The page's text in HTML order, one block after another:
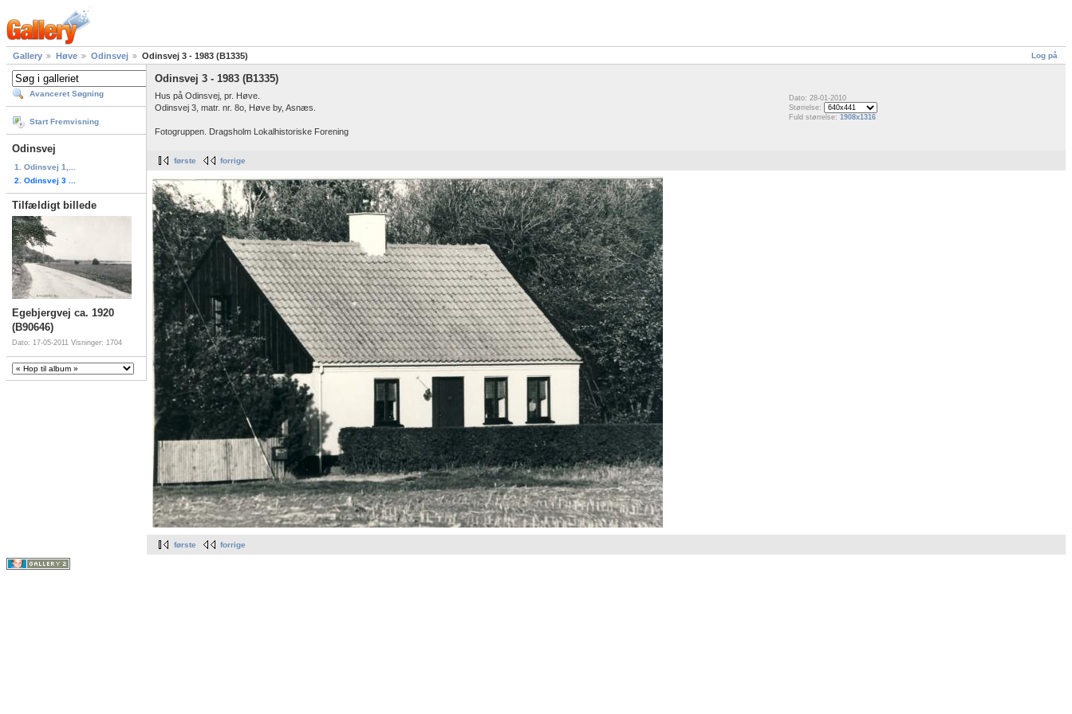
Log på
Gallery Høve Odinsvej Odinsvej 3 - 1983 (B1335)
Avanceret Søgning
Start Fremvisning
Odinsvej
1. Odinsvej 1,...
2. Odinsvej 3 ...
Tilfældigt billede
Egebjergvej ca. 1920
(B90646)
Dato: 17-05-2011 Visninger: 1704
Odinsvej 3 - 1983 (B1335)
Hus på Odinsvej, pr. Høve.
Odinsvej 3, matr. nr. 8o, Høve by, Asnæs.
Fotogruppen. Dragsholm Lokalhistoriske Forening
Dato: 28-01-2010
Størrelse:
Fuld størrelse: 1908x1316
første forrige
første forrige